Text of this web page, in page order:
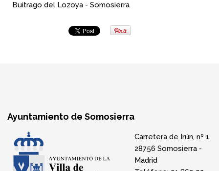
Buitrago del Lozoya - Somosierra
Ayuntamiento de Somosierra
Carretera de Irún, nº 1
28756 Somosierra -
Madrid